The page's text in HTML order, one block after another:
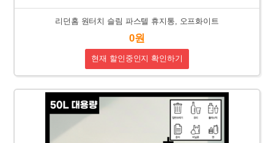
리던홈 원터치 슬림 파스텔 휴지통, 오프화이트
0원
현재 할인중인지 확인하기